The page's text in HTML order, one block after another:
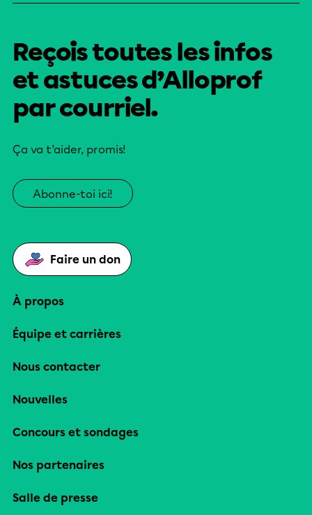
Reçois toutes les infos
et astuces d’Alloprof
par courriel.
Ça va t’aider, promis!
Abonne-toi ici!
Faire un don
À propos
Équipe et carrières
Nous contacter
Nouvelles
Concours et sondages
Nos partenaires
Salle de presse